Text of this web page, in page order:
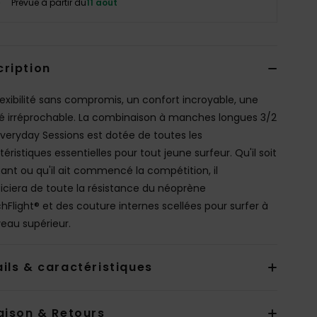
sans compromis, un confort incroyable, une
irréprochable. La combinaison à manches longues 3/2
Sessions est dotée de toutes les
essentielles pour tout jeune surfeur. Qu'il soit
ou qu'il ait commencé la compétition, il
de toute la résistance du néoprène
et des couture internes scellées pour surfer à
supérieur.
& caractéristiques
& Retours